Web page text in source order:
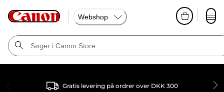
Webshop
Gratis levering på ordrer over DKK 300